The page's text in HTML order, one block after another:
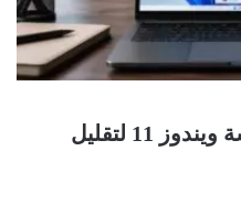
“مايكروسوفت” تُعيد هندسة ويندوز 11 لتقليل